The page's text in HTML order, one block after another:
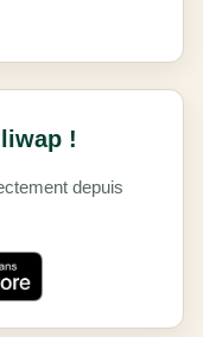
!
depuis